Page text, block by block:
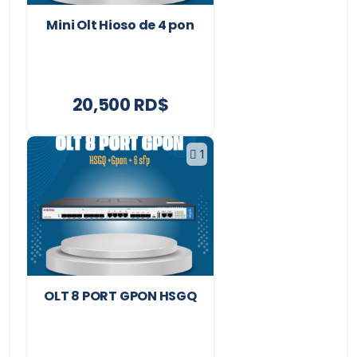
Mini Olt Hioso de 4 pon
20,500 RD$
1
OLT 8 PORT GPON HSGQ